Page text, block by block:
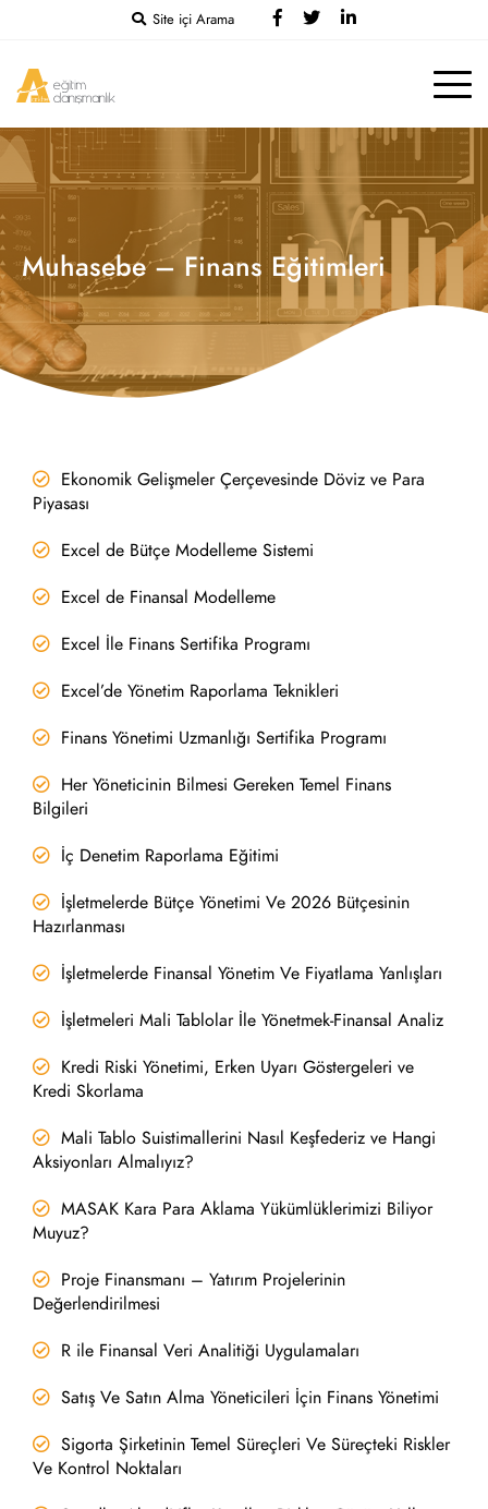
Site içi Arama
Muhasebe – Finans Eğitimleri
Ekonomik Gelişmeler Çerçevesinde Döviz ve Para
Piyasası
Excel de Bütçe Modelleme Sistemi
Excel de Finansal Modelleme
Excel İle Finans Sertifika Programı
Excel’de Yönetim Raporlama Teknikleri
Finans Yönetimi Uzmanlığı Sertifika Programı
Her Yöneticinin Bilmesi Gereken Temel Finans
Bilgileri
İç Denetim Raporlama Eğitimi
İşletmelerde Bütçe Yönetimi Ve 2026 Bütçesinin
Hazırlanması
İşletmelerde Finansal Yönetim Ve Fiyatlama Yanlışları
İşletmeleri Mali Tablolar İle Yönetmek-Finansal Analiz
Kredi Riski Yönetimi, Erken Uyarı Göstergeleri ve
Kredi Skorlama
Mali Tablo Suistimallerini Nasıl Keşfederiz ve Hangi
Aksiyonları Almalıyız?
MASAK Kara Para Aklama Yükümlüklerimizi Biliyor
Muyuz?
Proje Finansmanı – Yatırım Projelerinin
Değerlendirilmesi
R ile Finansal Veri Analitiği Uygulamaları
Satış Ve Satın Alma Yöneticileri İçin Finans Yönetimi
Sigorta Şirketinin Temel Süreçleri Ve Süreçteki Riskler
Ve Kontrol Noktaları